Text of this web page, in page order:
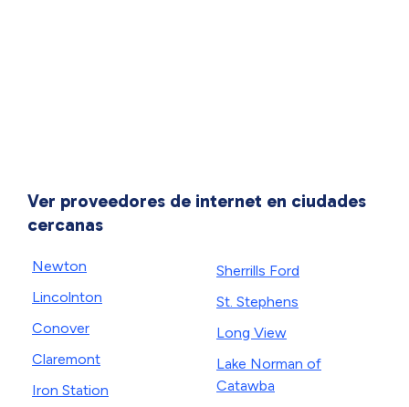
Ver proveedores de internet en ciudades
cercanas
Newton
Lincolnton
Conover
Claremont
Iron Station
Sherrills Ford
St. Stephens
Long View
Lake Norman of
Catawba